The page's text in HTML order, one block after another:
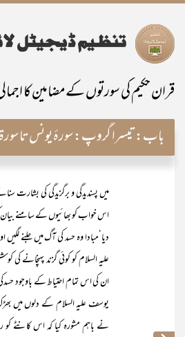
قران حکیم کی سورتوں کے مضامین کا
باب:تیسرا گروپ: سورۂ یونس تا سورۃ
میں پسندیدگی و برگزیدگی کی بشارت
اس خواب کو بھائیوں کے سامنے
دیا‘مبادا وہ حسد کی آگ میں جلنے
علیہ السلام کو کوئی گزند پہنچانے
ان کی اس تمام احتیاط کے باوجود
یوسف علیہ السلام کے دلوں میں
نے باہم مشورہ کیا کہ اس کانٹے کو